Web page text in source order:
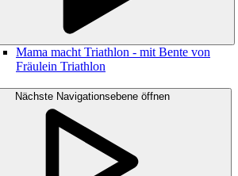
Mama macht Triathlon - mit Bente von
Fräulein Triathlon
Nächste Navigationsebene öffnen